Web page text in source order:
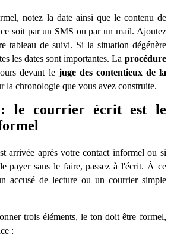
notez la date ainsi que le contenu de
ce soit par un SMS ou par un mail. Ajoutez
tableau de suivi. Si la situation dégénère
les dates sont importantes. La procédure
devant le juge des contentieux de la
la chronologie que vous avez construite.
le courrier écrit est le
arrivée après votre contact informel ou si
payer sans le faire, passez à l'écrit. À ce
accusé de lecture ou un courrier simple
trois éléments, le ton doit être formel,
: